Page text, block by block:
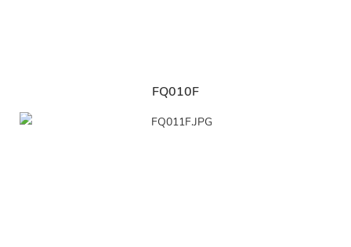
FQ010F